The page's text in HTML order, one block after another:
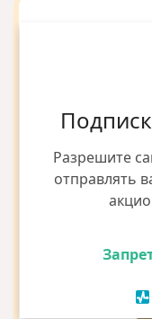
Разрешите
отправлять